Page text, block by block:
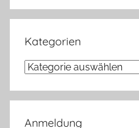
Kategorien
Kategorien
Anmeldung